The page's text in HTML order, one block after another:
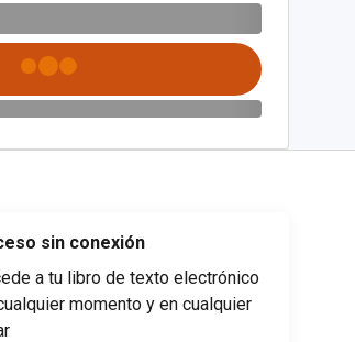
sin conexión
a tu libro de texto electrónico
momento y en cualquier